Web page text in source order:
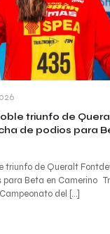
triunfo de
de podios para
triunfo de Queralt
para Beta en Camerino
del […]